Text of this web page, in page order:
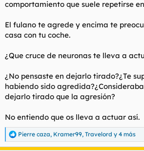
comportamiento que suele repetirse
El fulano te agrede y encima te
casa con tu coche.
¿Que cruce de neuronas te lleva a
¿No pensaste en dejarlo tirado?¿Te
habiendo sido
dejarlo tirado que la agresión?
No entiendo que os lleva a actuar así.
R
e
Pierre caza, Kramer99, Travelord y 4 más